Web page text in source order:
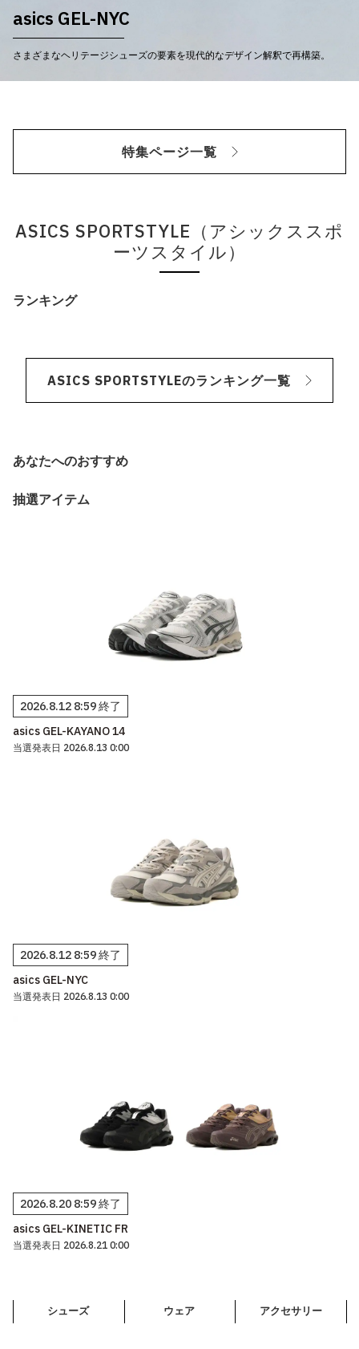
asics GEL-NYC
さまざまなヘリテージシューズの要素を現代的なデザイン解釈で再構築。
特集ページ一覧
ASICS SPORTSTYLE（アシックススポ
ーツスタイル）
ランキング
ASICS SPORTSTYLEのランキング一覧
あなたへのおすすめ
抽選アイテム
2026.8.12 8:59 終了
asics GEL-KAYANO 14
当選発表日 2026.8.13 0:00
2026.8.12 8:59 終了
asics GEL-NYC
当選発表日 2026.8.13 0:00
2026.8.20 8:59 終了
asics GEL-KINETIC FR
当選発表日 2026.8.21 0:00
シューズ ウェア アクセサリー